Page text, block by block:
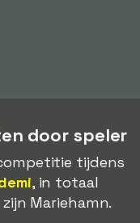
door speler
tijdens
, in totaal
Mariehamn.